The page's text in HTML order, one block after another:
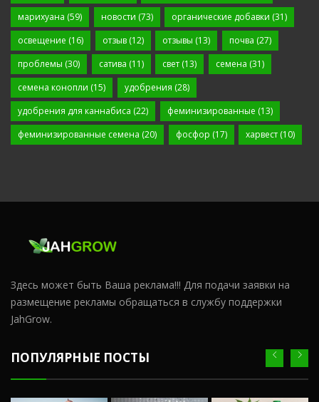
марихуана (59) новости (73) органические добавки (31)
освещение (16) отзыв(12) отзывы (13) почва (27)
проблемы (30) сатива (11) свет (13) семена (31)
семена конопли (15) удобрения (28)
удобрения для каннабиса (22) феминизированные (13)
феминизированные семена (20) фосфор (17) харвест (10)
Здесь может быть Ваша реклама!!! Для подачи заявки на
размещение рекламы обращаться в службу поддержки
JahGrow.
ПОПУЛЯРНЫЕ ПОСТЫ